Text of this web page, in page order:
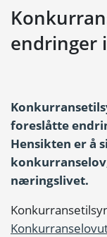
endringer
foreslåtte
Hensikten er å
næringslivet.